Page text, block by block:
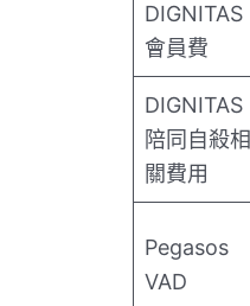
DIGNITAS
會員費
DIGNITAS
陪同自殺相
關費用
Pegasos
VAD